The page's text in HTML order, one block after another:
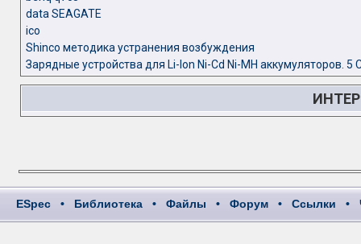
data SEAGATE
ico
Shinco методика устранения возбуждения
Зарядные устройства для Li-Ion Ni-Cd Ni-MH аккумуляторов. 5
ESpec • Библиотека • Файлы • Форум • Ссылки •